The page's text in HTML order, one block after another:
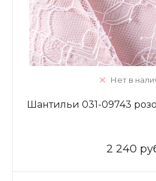
Нет в
Шантильи 031-09743
2 240